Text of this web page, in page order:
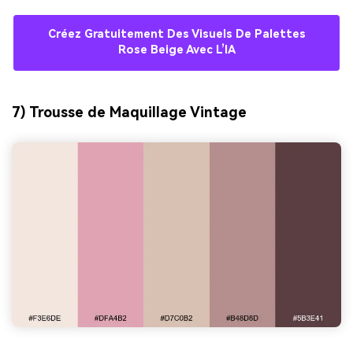
Créez Gratuitement Des Visuels De Palettes
Rose Beige Avec L’IA
7) Trousse de Maquillage Vintage